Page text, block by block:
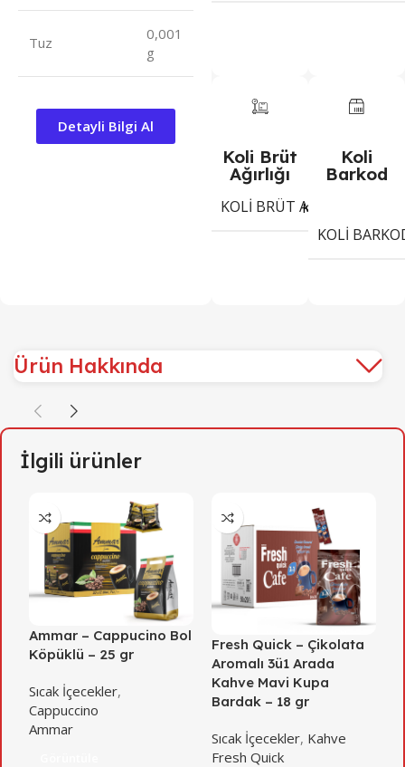
Tuz
0,001
g
Detayli Bilgi Al
Koli Brüt
Ağırlığı
KOLI BRÜT AĞIRLIĞI
Kg
Koli
Barkod
KOLI
Ürün Hakkında
İlgili ürünler
Ammar – Cappucino Bol
Köpüklü – 25 gr
Sıcak İçecekler,
Cappuccino
Ammar
Fresh Quick – Çikolata
Aromalı 3ü1 Arada
Kahve Mavi Kupa
Bardak – 18 gr
Sıcak İçecekler, Kahve
Fresh Quick